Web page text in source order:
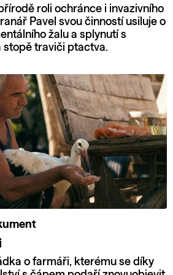
roli ochránce i invazivního
Pavel svou činností usiluje o
žalu a splynutí s
stopě traviči ptactva.
o farmáři, kterému se díky